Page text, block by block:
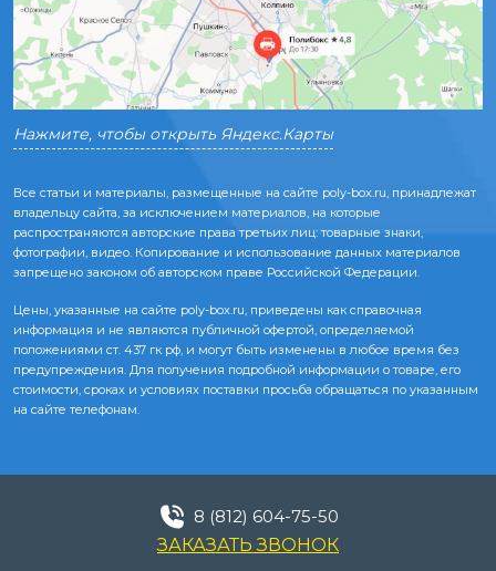
Нажмите, чтобы открыть Яндекс.Карты
Все статьи и материалы, размещенные на сайте poly-box.ru, принадлежат
владельцу сайта, за исключением материалов, на которые
распространяются авторские права третьих лиц: товарные знаки,
фотографии, видео. Копирование и использование данных материалов
запрещено законом об авторском праве Российской Федерации.
Цены, указанные на сайте poly-box.ru, приведены как справочная
информация и не являются публичной офертой, определяемой
положениями ст. 437 гк рф, и могут быть изменены в любое время без
предупреждения. Для получения подробной информации о товаре, его
стоимости, сроках и условиях поставки просьба обращаться по указанным
на сайте телефонам.
8 (812) 604-75-50
ЗАКАЗАТЬ ЗВОНОК